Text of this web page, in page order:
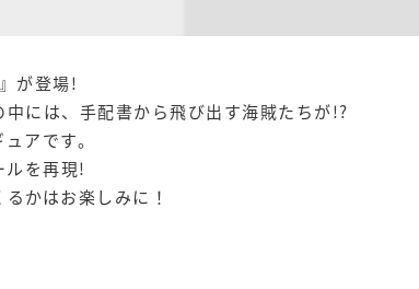
が登場!
には、手配書から飛び出す海賊たちが!?
アです。
ルを再現!
かはお楽しみに！